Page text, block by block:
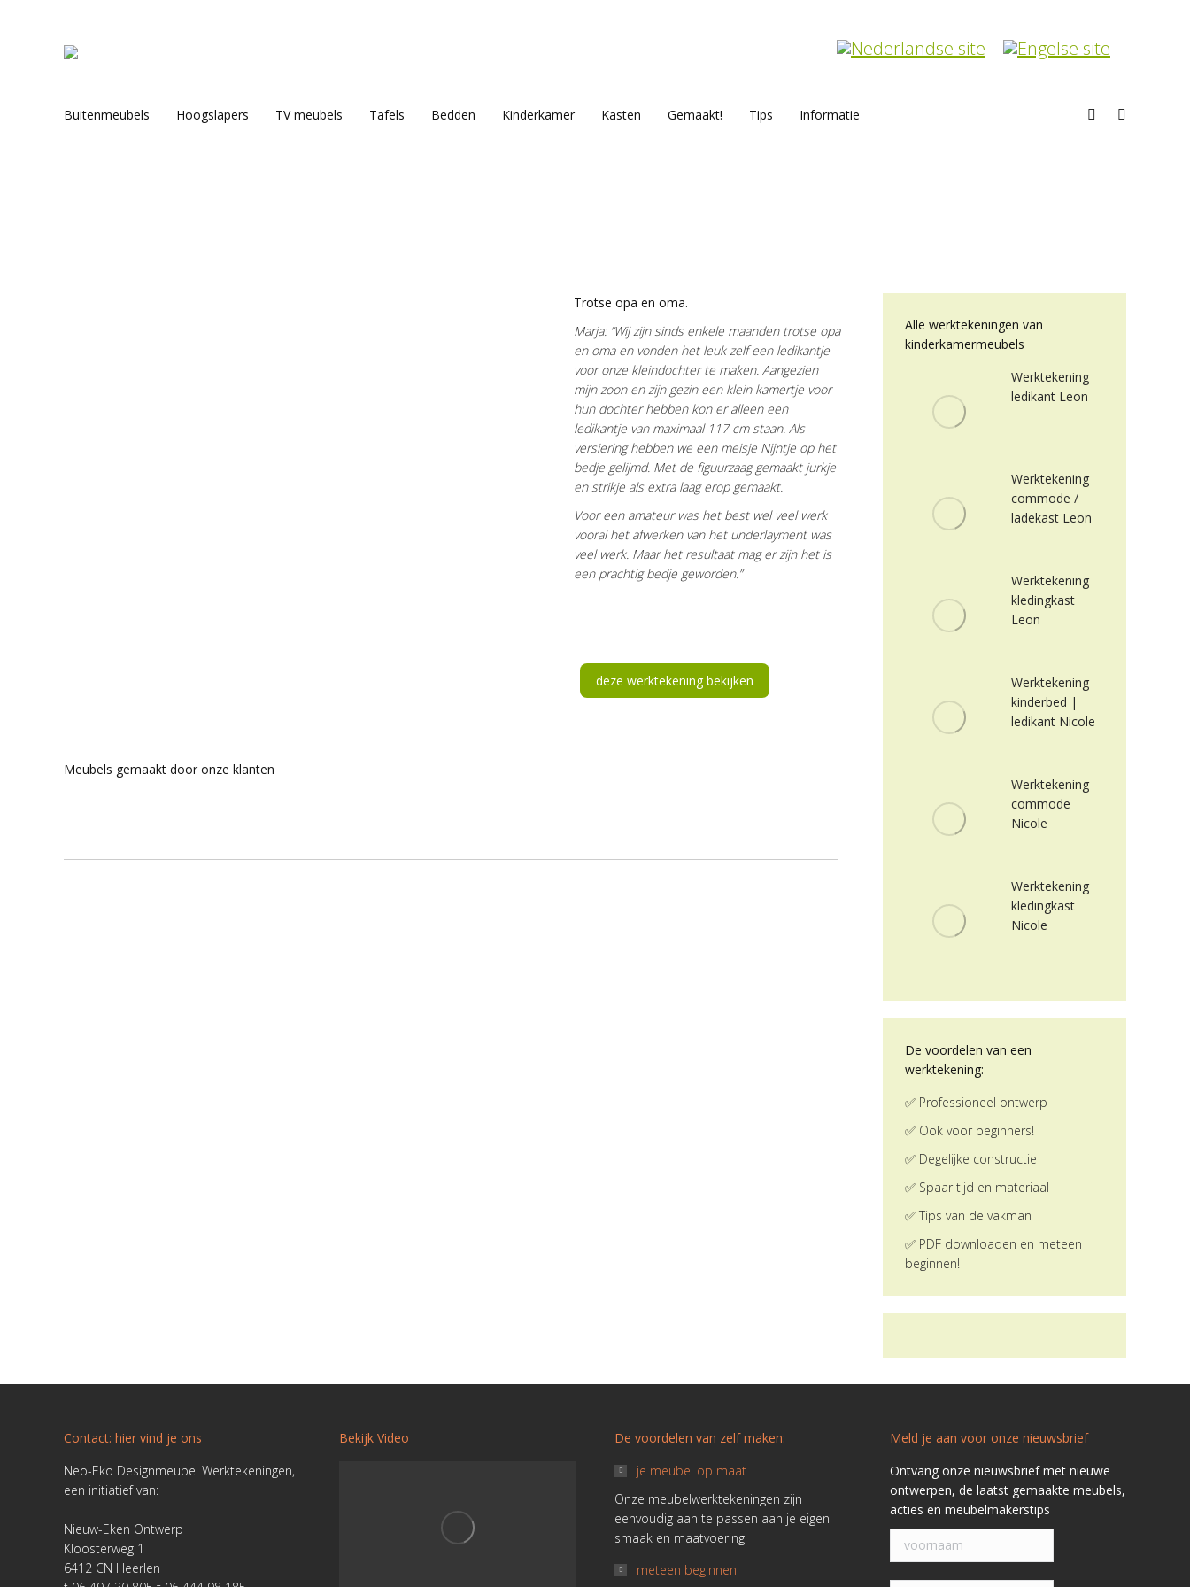
Buitenmeubels Hoogslapers TV meubels Tafels Bedden Kinderkamer Kasten Gemaakt! Tips Informatie Search:
Trotse opa en oma.
Marja: “Wij zijn sinds enkele maanden trotse opa
en oma en vonden het leuk zelf een ledikantje
voor onze kleindochter te maken. Aangezien
mijn zoon en zijn gezin een klein kamertje voor
hun dochter hebben kon er alleen een
ledikantje van maximaal 117 cm staan. Als
versiering hebben we een meisje Nijntje op het
bedje gelijmd. Met de figuurzaag gemaakt jurkje
en strikje als extra laag erop gemaakt.
Voor een amateur was het best wel veel werk
vooral het afwerken van het underlayment was
veel werk. Maar het resultaat mag er zijn het is
een prachtig bedje geworden.”
deze werktekening bekijken
Meubels gemaakt door onze klanten
Alle werktekeningen van
kinderkamermeubels
Werktekening
ledikant Leon
Werktekening
commode /
ladekast Leon
Werktekening
kledingkast
Leon
Werktekening
kinderbed |
ledikant Nicole
Werktekening
commode
Nicole
Werktekening
kledingkast
Nicole
De voordelen van een
werktekening:
✅ Professioneel ontwerp
✅ Ook voor beginners!
✅ Degelijke constructie
✅ Spaar tijd en materiaal
✅ Tips van de vakman
✅ PDF downloaden en meteen
beginnen!
Contact: hier vind je ons
Neo-Eko Designmeubel Werktekeningen,
een initiatief van:
Nieuw-Eken Ontwerp
Kloosterweg 1
6412 CN Heerlen
Bekijk Video
De voordelen van zelf maken:
je meubel op maat
Onze meubelwerktekeningen zijn
eenvoudig aan te passen aan je eigen
smaak en maatvoering
meteen beginnen
Meld je aan voor onze nieuwsbrief
Ontvang onze nieuwsbrief met nieuwe
ontwerpen, de laatst gemaakte meubels,
acties en meubelmakerstips